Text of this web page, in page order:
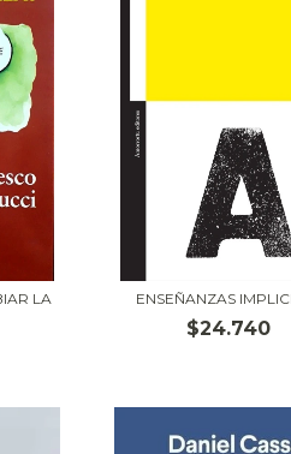
LA
ENSEÑANZAS
$24.740